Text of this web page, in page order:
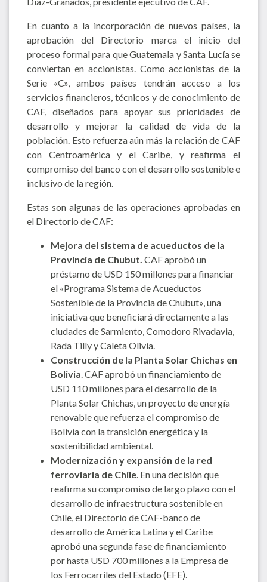
En cuanto a la incorporación de nuevos países, la
aprobación del Directorio marca el inicio del
proceso formal para que Guatemala y Santa Lucía se
conviertan en accionistas. Como accionistas de la
Serie «C», ambos países tendrán acceso a los
servicios financieros, técnicos y de conocimiento de
CAF, diseñados para apoyar sus prioridades de
desarrollo y mejorar la calidad de vida de la
población. Esto refuerza aún más la relación de CAF
con Centroamérica y el Caribe, y reafirma el
compromiso del banco con el desarrollo sostenible e
inclusivo de la región.
Estas son algunas de las operaciones aprobadas en
el Directorio de CAF:
Mejora del sistema de acueductos de la
Provincia de Chubut. CAF aprobó un
préstamo de USD 150 millones para financiar
el «Programa Sistema de Acueductos
Sostenible de la Provincia de Chubut», una
iniciativa que beneficiará directamente a las
ciudades de Sarmiento, Comodoro Rivadavia,
Rada Tilly y Caleta Olivia.
Construcción de la Planta Solar Chichas en
Bolivia. CAF aprobó un financiamiento de
USD 110 millones para el desarrollo de la
Planta Solar Chichas, un proyecto de energía
renovable que refuerza el compromiso de
Bolivia con la transición energética y la
sostenibilidad ambiental.
Modernización y expansión de la red
ferroviaria de Chile. En una decisión que
reafirma su compromiso de largo plazo con el
desarrollo de infraestructura sostenible en
Chile, el Directorio de CAF-banco de
desarrollo de América Latina y el Caribe
aprobó una segunda fase de financiamiento
por hasta USD 700 millones a la Empresa de
los Ferrocarriles del Estado (EFE).